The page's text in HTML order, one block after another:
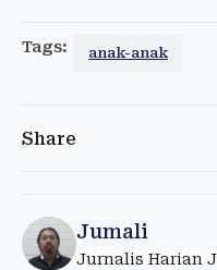
Tags: anak-anak
Share
Jumali
Jurnalis Harian